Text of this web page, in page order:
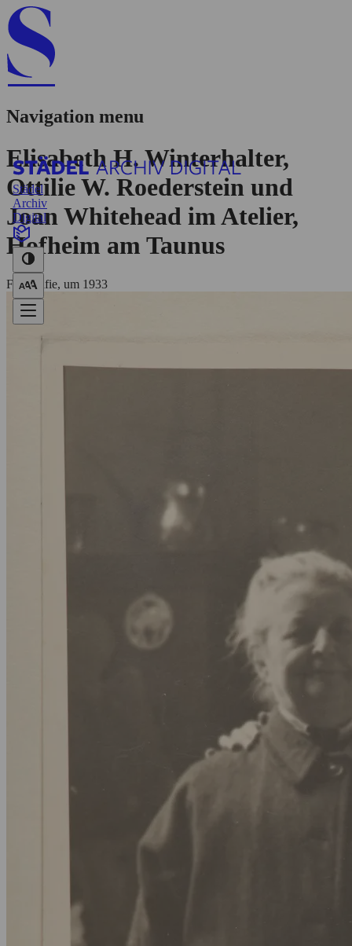
Navigation menu
Städel
Archiv
Digital
Elisabeth H. Winterhalter,
Ottilie W. Roederstein und
Joan Whitehead im Atelier,
Hofheim am Taunus
Fotografie, um 1933